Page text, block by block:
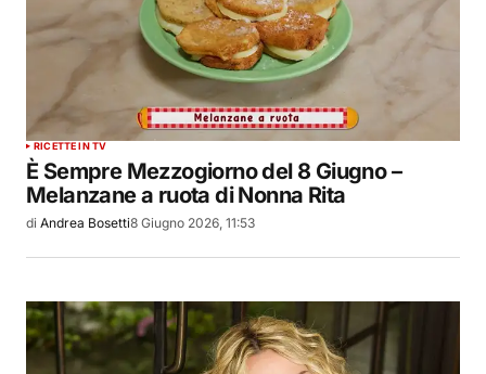
RICETTE IN TV
È Sempre Mezzogiorno del 8 Giugno –
Melanzane a ruota di Nonna Rita
di Andrea Bosetti8 Giugno 2026, 11:53